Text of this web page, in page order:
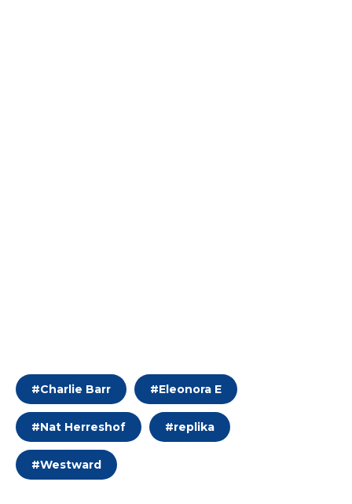
#Charlie Barr #Eleonora E
#Nat Herreshof #replika
#Westward